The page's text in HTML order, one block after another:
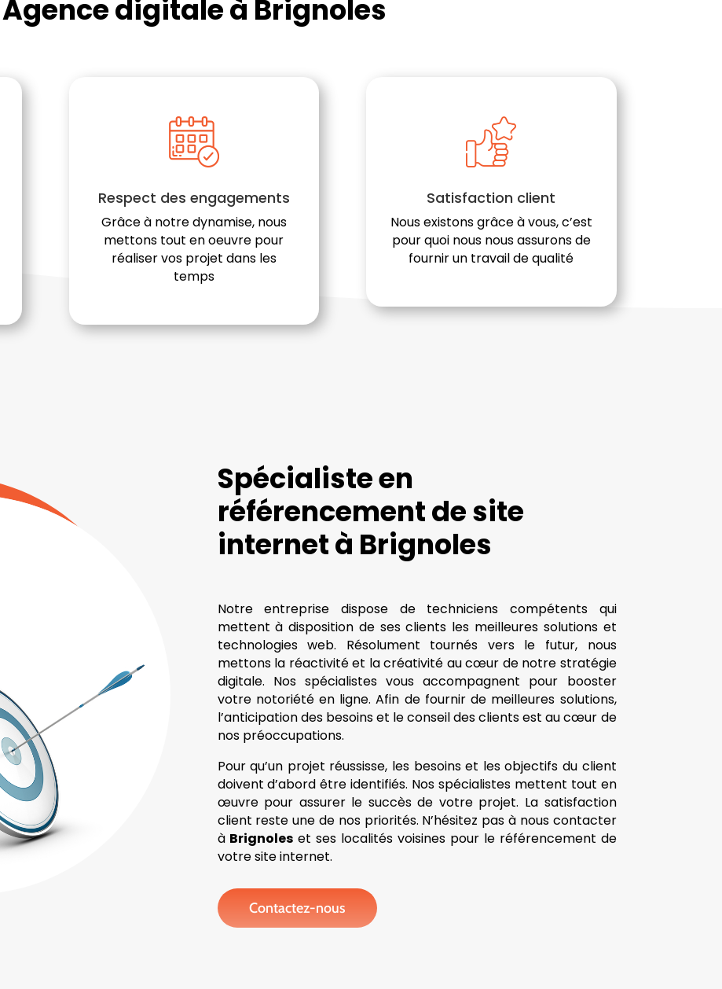
Agence digitale à Brignoles
Respect des engagements
Grâce à notre dynamise, nous
mettons tout en oeuvre pour
réaliser vos projet dans les
temps
Satisfaction client
Nous existons grâce à vous, c’est
pour quoi nous nous assurons de
fournir un travail de qualité
Spécialiste en
référencement de site
internet à Brignoles
Notre entreprise dispose de techniciens compétents qui
mettent à disposition de ses clients les meilleures solutions et
technologies web. Résolument tournés vers le futur, nous
mettons la réactivité et la créativité au cœur de notre stratégie
digitale. Nos spécialistes vous accompagnent pour booster
votre notoriété en ligne. Afin de fournir de meilleures solutions,
l’anticipation des besoins et le conseil des clients est au cœur de
nos préoccupations.
Pour qu’un projet réussisse, les besoins et les objectifs du client
doivent d’abord être identifiés. Nos spécialistes mettent tout en
œuvre pour assurer le succès de votre projet. La satisfaction
client reste une de nos priorités. N’hésitez pas à nous contacter
à Brignoles et ses localités voisines pour le référencement de
votre site internet.
Contactez-nous